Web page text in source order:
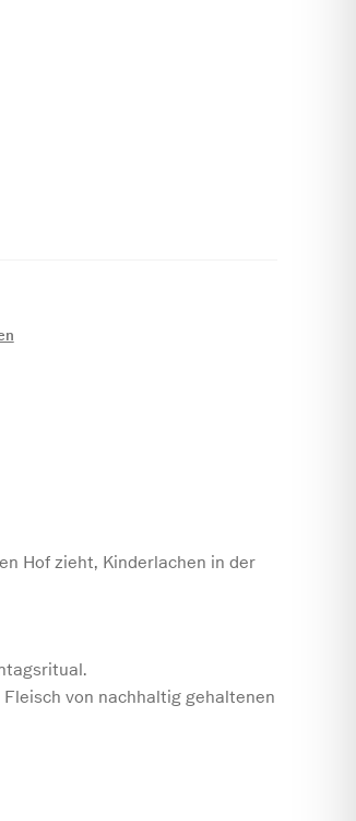
Hof zieht, Kinderlachen in der
von nachhaltig gehaltenen